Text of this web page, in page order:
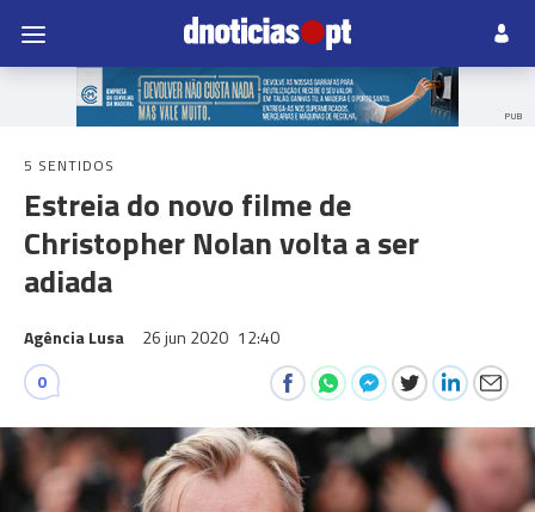
PUB
5 SENTIDOS
Estreia do novo filme de
Christopher Nolan volta a ser
adiada
Agência Lusa 26 jun 2020 12:40
0